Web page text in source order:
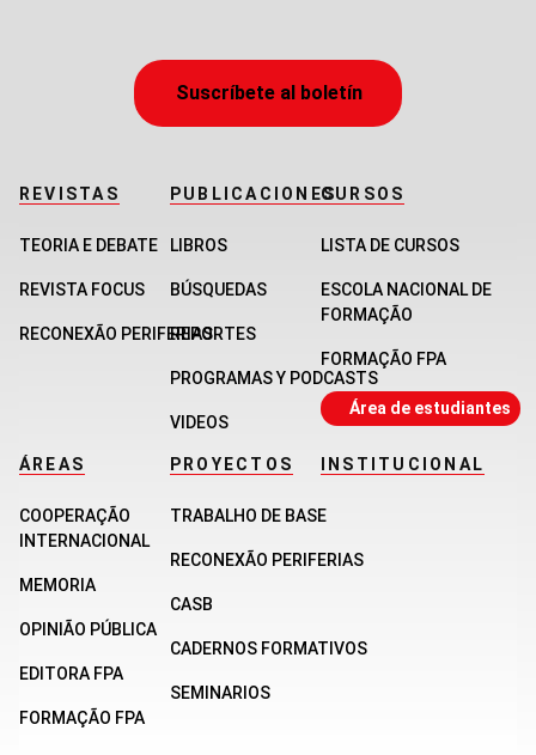
Suscríbete al boletín
REVISTAS
TEORIA E DEBATE
REVISTA FOCUS
RECONEXÃO PERIFERIAS
PUBLICACIONES
LIBROS
BÚSQUEDAS
REPORTES
PROGRAMAS Y PODCASTS
VIDEOS
CURSOS
LISTA DE CURSOS
ESCOLA NACIONAL DE
FORMAÇÃO
FORMAÇÃO FPA
Área de estudiantes
ÁREAS
COOPERAÇÃO
INTERNACIONAL
MEMORIA
OPINIÃO PÚBLICA
EDITORA FPA
FORMAÇÃO FPA
PROYECTOS
TRABALHO DE BASE
RECONEXÃO PERIFERIAS
CASB
CADERNOS FORMATIVOS
SEMINARIOS
INSTITUCIONAL